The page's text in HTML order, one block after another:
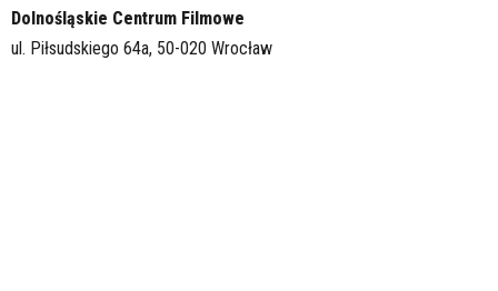
Dolnośląskie Centrum Filmowe
ul. Piłsudskiego 64a, 50-020 Wrocław